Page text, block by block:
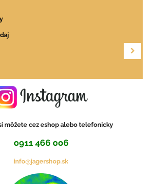
môžete cez eshop alebo telefonicky
0911 466 006
info@jagershop.sk